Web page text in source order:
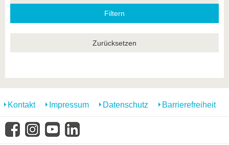
Zurücksetzen
Kontakt Impressum Datenschutz Barrierefreiheit